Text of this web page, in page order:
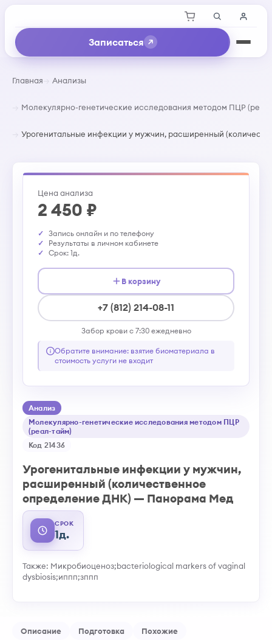
Записаться
Главная Анализы
Молекулярно-генетические исследования методом ПЦР
Урогенитальные инфекции у мужчин, расширенный
Анализ
Молекулярно-генетические исследования методом ПЦР
(реал-тайм)
Код 21436
Урогенитальные инфекции у мужчин,
расширенный (количественное
определение ДНК) — Панорама Мед
СРОК
1д.
Также: Микробиоценоз;bacteriological markers of vaginal
dysbiosis;иппп;зппп
Цена анализа
2 450 ₽
Запись онлайн и по телефону
Результаты в личном кабинете
Срок: 1д.
В корзину
+7 (812) 214-08-11
Забор крови с 7:30 ежедневно
Обратите внимание: взятие биоматериала в
стоимость услуги не входит
Описание Подготовка Похожие